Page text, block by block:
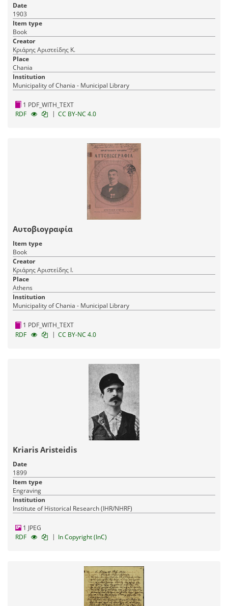
Date
1903
Item type
Book
Creator
Κριάρης Αριστείδης Κ.
Place
Chania
Institution
Municipality of Chania - Municipal Library
1 PDF_WITH_TEXT
RDF
| CC BY-NC 4.0
Αυτοβιογραφία
Item type
Book
Creator
Κριάρης Αριστείδης Ι.
Place
Athens
Institution
Municipality of Chania - Municipal Library
1 PDF_WITH_TEXT
RDF
| CC BY-NC 4.0
Kriaris Aristeidis
Date
1899
Item type
Engraving
Institution
Institute of Historical Research (IHR/NHRF)
1 JPEG
RDF
| In Copyright (InC)